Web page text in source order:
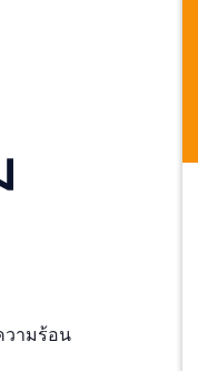
วามร้อน